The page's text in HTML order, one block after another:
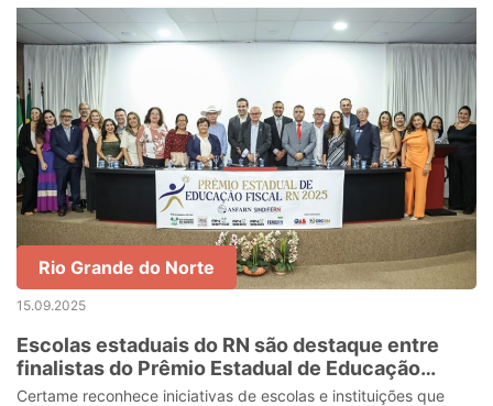
Rio Grande do Norte
15.09.2025
Escolas estaduais do RN são destaque entre
finalistas do Prêmio Estadual de Educação
Fiscal
Certame reconhece iniciativas de escolas e instituições que